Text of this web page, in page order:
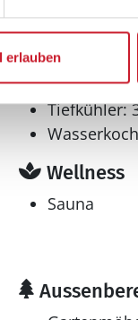
erlaubenKühlschrank l
Mikrowelle
Tiefkühler:
Wellness
Sauna